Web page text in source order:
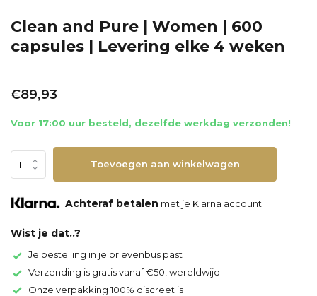
Clean and Pure | Women | 600
capsules | Levering elke 4 weken
€89,93
Voor 17:00 uur besteld, dezelfde werkdag verzonden!
Toevoegen aan winkelwagen
Achteraf betalen met je Klarna account.
Wist je dat..?
Je bestelling in je brievenbus past
Verzending is gratis vanaf €50, wereldwijd
Onze verpakking 100% discreet is